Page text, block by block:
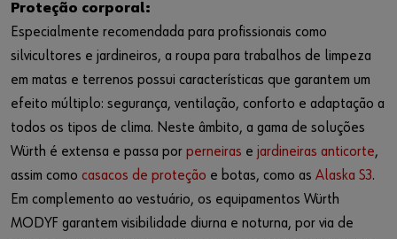
Proteção corporal:
Especialmente recomendada para profissionais como
silvicultores e jardineiros, a roupa para trabalhos de limpeza
em matas e terrenos possui características que garantem um
efeito múltiplo: segurança, ventilação, conforto e adaptação a
todos os tipos de clima. Neste âmbito, a gama de soluções
Würth é extensa e passa por perneiras e jardineiras anticorte,
assim como casacos de proteção e botas, como as Alaska S3.
Em complemento ao vestuário, os equipamentos Würth
MODYF garantem visibilidade diurna e noturna, por via de